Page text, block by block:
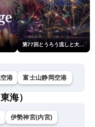
港 富士山静岡空港
海）
伊勢神宮(内宮)